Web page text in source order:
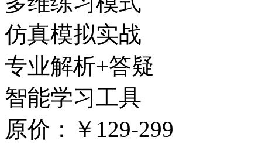
仿真模拟实战
专业解析+答疑
智能学习工具
原价：￥129-299